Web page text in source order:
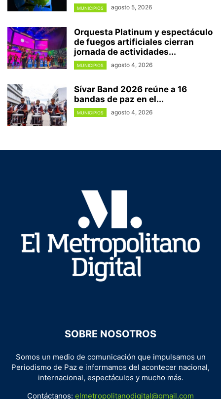
MUNICIPIOS agosto 5, 2026
Orquesta Platinum y espectáculo
de fuegos artificiales cierran
jornada de actividades...
MUNICIPIOS agosto 4, 2026
Sívar Band 2026 reúne a 16
bandas de paz en el...
MUNICIPIOS agosto 4, 2026
SOBRE NOSOTROS
Somos un medio de comunicación que impulsamos un
Periodismo de Paz e informamos del acontecer nacional,
internacional, espectáculos y mucho más.
Contáctanos: elmetropolitanodigital@gmail.com